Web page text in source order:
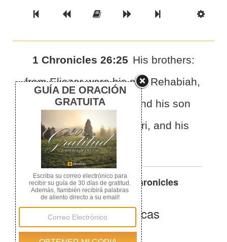
Previous BookPrevious Chapter
Read the Full Chapter
Next Chapter
Next Book
1 Chronicles 26:25 His brothers:
fromEliezer were his son Rehabiah,
and his sonJeshaiah, and his son
Joram, and his son Zichri, and his
sonShelomoth.
Otras traducciones de1 Chronicles
26:25
La Biblia de las Américas
(Español)BLA